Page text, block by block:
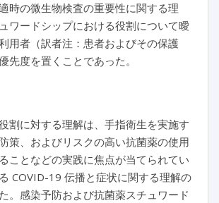
時の微生物検査の重要性に関する理
ワードシップにおける役割について曖
用者（訳者注：患者およびその保護
先度を置くことであった。
割に対する理解は、手指衛生を実施す
策、およびリスクの高い抗菌薬の使用
ことなどの実践に焦点が当てられてい
COVID-19 伝播と症状に関する理解の
。感染予防および抗菌薬スチュワード